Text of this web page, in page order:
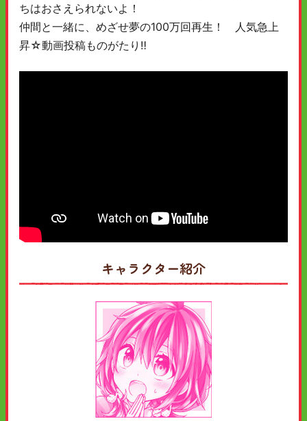
ちはおさえられないよ！
仲間と一緒に、めざせ夢の100万回再生！ 人気急上
昇☆動画投稿ものがたり‼
キャラクター紹介